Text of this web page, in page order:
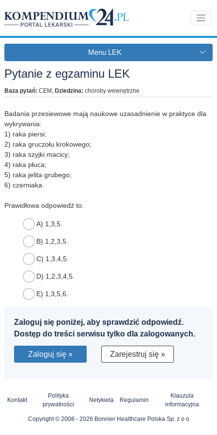
Menu LEK
Pytanie z egzaminu LEK
Baza pytań: CEM , Dziedzina: choroby wewnętrzne
Badania przesiewowe mają naukowe uzasadnienie w praktyce dla
wykrywania:
1) raka piersi;
2) raka gruczołu krokowego;
3) raka szyjki macicy;
4) raka płuca;
5) raka jelita grubego;
6) czerniaka.
Prawidłowa odpowiedź to:
A) 1,3,5.
B) 1,2,3,5.
C) 1,3,4,5.
D) 1,2,3,4,5.
E) 1,3,5,6.
Zaloguj się poniżej, aby sprawdzić odpowiedź.
Dostęp do treści serwisu tylko dla zalogowanych.
Zaloguj się » Zarejestruj się »
Kontakt
Polityka
prywatności
Netykieta Regulamin
Klauzula
informacyjna
Copyright © 2008 - 2026 Bonnier Healthcare Polska Sp. z o o